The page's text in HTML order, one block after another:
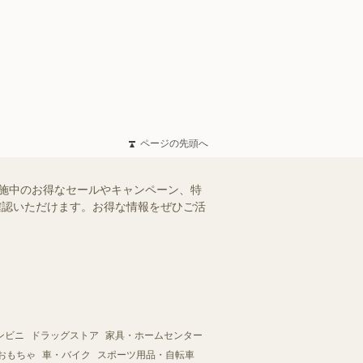
ページの先頭へ
中のお得なセールやキャンペーン、特
いただけます。お得な情報をぜひご活
ビニ ドラッグストア
家具・ホームセンター
もちゃ
車・バイク スポーツ用品・自転車